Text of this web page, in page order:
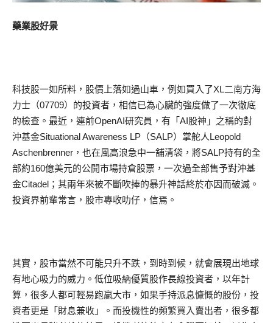
藥業股好景
科技股一如所料，股價上落如過山車，例如買入了XL二南方海
力士（07709）的投資者，相信已為心臟的強度做了一次徹底
的檢查。最近，連前OpenAI研究員，有「AI股神」之稱的對
沖基金Situational Awareness LP（SALP）掌舵人Leopold
Aschenbrenner，也在風高浪急中一舖清袋，將SALP持有的全
部約160億美元的公開市場持倉股票，一次過全部售予對沖基
金Citadel；其兩年來被不斷吹捧的暴升神話終於亦因而破滅。
投資界前輩常言，股市專收叻仔，信焉。
其實，股市當然不可能只升不跌，到時到候，就會展現出地球
有地心吸力的威力。低位吸納優質股作長線投資者，以年計
算，很多人都可輕易跑贏大市，如果手持派息慷慨的股份，投
資者更是「財息兼收」。而投機性的頻繁買入賣出者，很多都